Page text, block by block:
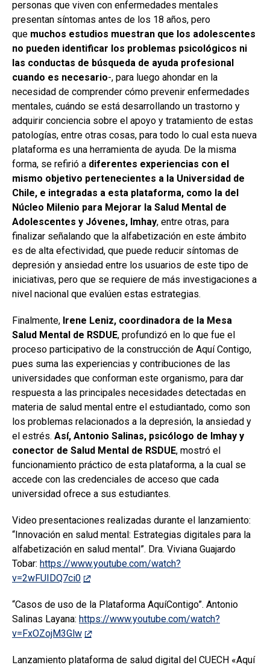
personas que viven con enfermedades mentales
presentan síntomas antes de los 18 años, pero
que muchos estudios muestran que los adolescentes
no pueden identificar los problemas psicológicos ni
las conductas de búsqueda de ayuda profesional
cuando es necesario-, para luego ahondar en la
necesidad de comprender cómo prevenir enfermedades
mentales, cuándo se está desarrollando un trastorno y
adquirir conciencia sobre el apoyo y tratamiento de estas
patologías, entre otras cosas, para todo lo cual esta nueva
plataforma es una herramienta de ayuda. De la misma
forma, se refirió a diferentes experiencias con el
mismo objetivo pertenecientes a la Universidad de
Chile, e integradas a esta plataforma, como la del
Núcleo Milenio para Mejorar la Salud Mental de
Adolescentes y Jóvenes, Imhay, entre otras, para
finalizar señalando que la alfabetización en este ámbito
es de alta efectividad, que puede reducir síntomas de
depresión y ansiedad entre los usuarios de este tipo de
iniciativas, pero que se requiere de más investigaciones a
nivel nacional que evalúen estas estrategias.
Finalmente, Irene Leniz, coordinadora de la Mesa
Salud Mental de RSDUE, profundizó en lo que fue el
proceso participativo de la construcción de Aquí Contigo,
pues suma las experiencias y contribuciones de las
universidades que conforman este organismo, para dar
respuesta a las principales necesidades detectadas en
materia de salud mental entre el estudiantado, como son
los problemas relacionados a la depresión, la ansiedad y
el estrés. Así, Antonio Salinas, psicólogo de Imhay y
conector de Salud Mental de RSDUE, mostró el
funcionamiento práctico de esta plataforma, a la cual se
accede con las credenciales de acceso que cada
universidad ofrece a sus estudiantes.
Video presentaciones realizadas durante el lanzamiento:
“Innovación en salud mental: Estrategias digitales para la
alfabetización en salud mental”. Dra. Viviana Guajardo
Tobar: https://www.youtube.com/watch?
v=2wFUIDQ7ci0
“Casos de uso de la Plataforma AquíContigo”. Antonio
Salinas Layana: https://www.youtube.com/watch?
v=FxOZojM3Glw
Lanzamiento plataforma de salud digital del CUECH «Aquí